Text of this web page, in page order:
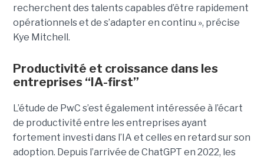
recherchent des talents capables d’être rapidement
opérationnels et de s’adapter en continu », précise
Kye Mitchell.
Productivité et croissance dans les
entreprises “IA-first”
L’étude de PwC s’est également intéressée à l’écart
de productivité entre les entreprises ayant
fortement investi dans l’IA et celles en retard sur son
adoption. Depuis l’arrivée de ChatGPT en 2022, les